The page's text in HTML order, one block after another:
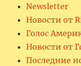
Newsletter
Новости от
Голос
Новости от
Последние